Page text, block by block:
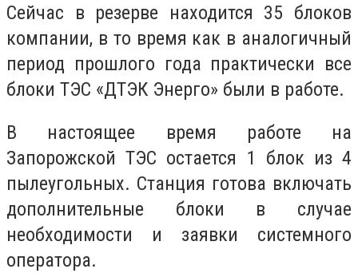
Сейчас в резерве находится 35 блоков
компании, в то время как в аналогичный
период прошлого года практически все
блоки ТЭС «ДТЭК Энерго» были в работе.
В настоящее время работе на
Запорожской ТЭС остается 1 блок из 4
пылеугольных. Станция готова включать
дополнительные блоки в случае
необходимости и заявки системного
оператора.